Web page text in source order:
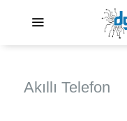
Akıllı Telefon